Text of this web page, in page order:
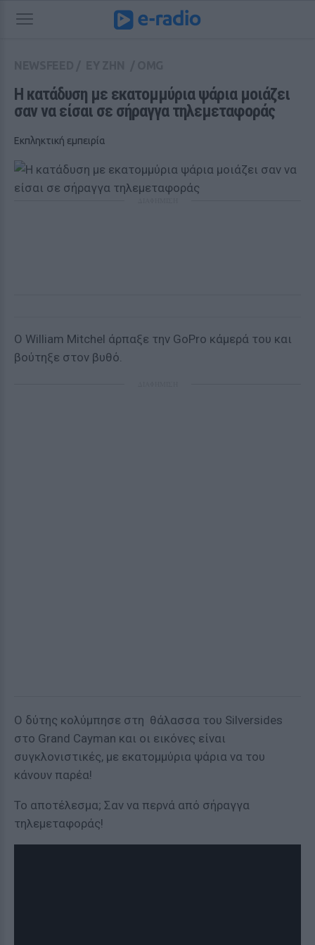
Η κατάδυση με εκατομμύρια ψάρια μοιάζει
σαν να είσαι σε σήραγγα τηλεμεταφοράς
Εκπληκτική εμπειρία
Ο William Mitchel άρπαξε την GoPro κάμερά του και
βούτηξε στον βυθό.
Ο δύτης κολύμπησε στη θάλασσα του Silversides
στο Grand Cayman και οι εικόνες είναι
συγκλονιστικές, με εκατομμύρια ψάρια να του
κάνουν παρέα!
Το αποτέλεσμα; Σαν να περνά από σήραγγα
τηλεμεταφοράς!